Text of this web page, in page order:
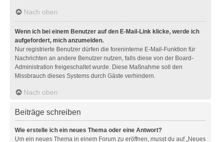
Nach oben
Wenn ich bei einem Benutzer auf den E-Mail-Link klicke, werde ich
aufgefordert, mich anzumelden.
Nur registrierte Benutzer dürfen die foreninterne E-Mail-Funktion für
Nachrichten an andere Benutzer nutzen, falls diese von der Board-
Administration freigeschaltet wurde. Diese Maßnahme soll den
Missbrauch dieses Systems durch Gäste verhindern.
Nach oben
Beiträge schreiben
Wie erstelle ich ein neues Thema oder eine Antwort?
Um ein neues Thema in einem Forum zu eröffnen, musst du auf „Neues